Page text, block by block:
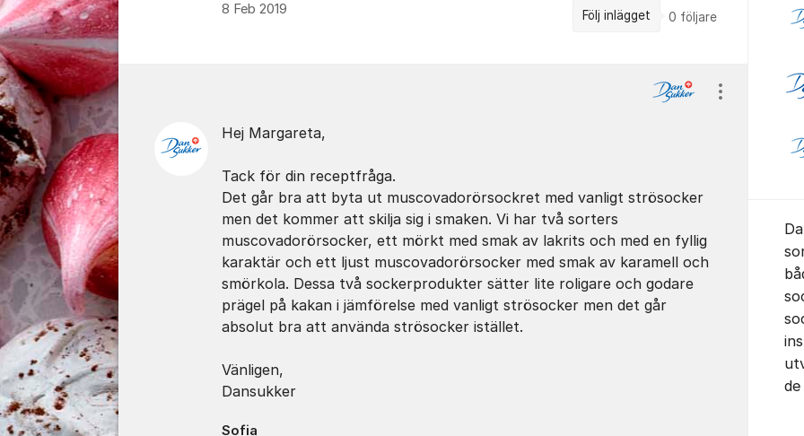
8 Feb 2019 Följ inlägget 0 följare
Hej Margareta,
Tack för din receptfråga.
Det går bra att byta ut muscovadorörsockret med vanligt strösocker
men det kommer att skilja sig i smaken. Vi har två sorters
muscovadorörsocker, ett mörkt med smak av lakrits och med en fyllig
karaktär och ett ljust muscovadorörsocker med smak av karamell och
smörkola. Dessa två sockerprodukter sätter lite roligare och godare
prägel på kakan i jämförelse med vanligt strösocker men det går
absolut bra att använda strösocker istället.
Vänligen,
Dansukker
Sofia
Visa/dölj